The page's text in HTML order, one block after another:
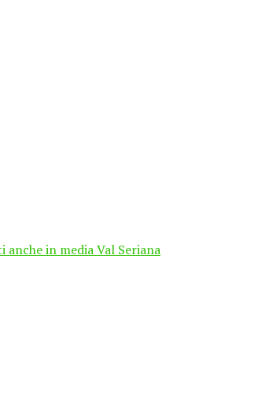
in media Val Seriana